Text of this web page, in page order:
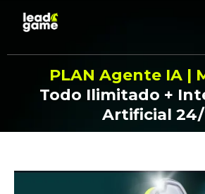
PLAN Agente IA |
Todo Ilimitado +
Artificial